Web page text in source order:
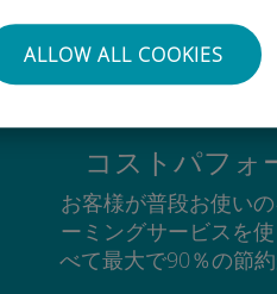
ALLOW ALL COOKIES
コストパフォ
お客様が普段お使い
ーミングサービスを
べて最大で90％の節約